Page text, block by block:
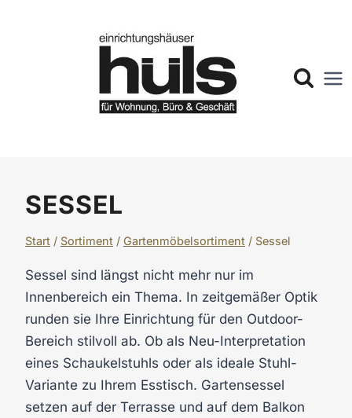
SESSEL
Start / Sortiment / Gartenmöbelsortiment / Sessel
Sessel sind längst nicht mehr nur im
Innenbereich ein Thema. In zeitgemäßer Optik
runden sie Ihre Einrichtung für den Outdoor-
Bereich stilvoll ab. Ob als Neu-Interpretation
eines Schaukelstuhls oder als ideale Stuhl-
Variante zu Ihrem Esstisch. Gartensessel
setzen auf der Terrasse und auf dem Balkon